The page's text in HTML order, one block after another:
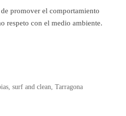
promover el comportamiento
respeto con el medio ambiente.
,surf and clean,Tarragona